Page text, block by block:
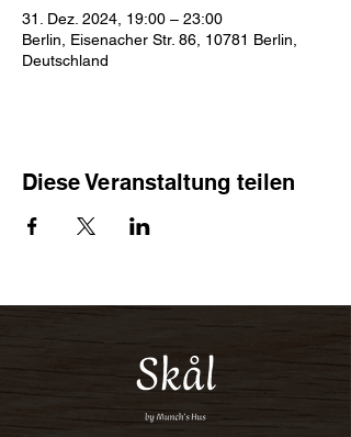
31. Dez. 2024, 19:00 – 23:00
Berlin, Eisenacher Str. 86, 10781 Berlin,
Deutschland
Diese Veranstaltung teilen